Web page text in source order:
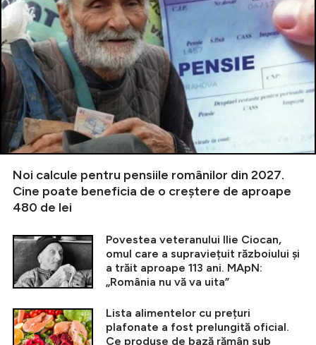
Noi calcule pentru pensiile românilor din 2027.
Cine poate beneficia de o creștere de aproape
480 de lei
Povestea veteranului Ilie Ciocan,
omul care a supraviețuit războiului și
a trăit aproape 113 ani. MApN:
„România nu vă va uita”
Lista alimentelor cu prețuri
plafonate a fost prelungită oficial.
Ce produse de bază rămân sub